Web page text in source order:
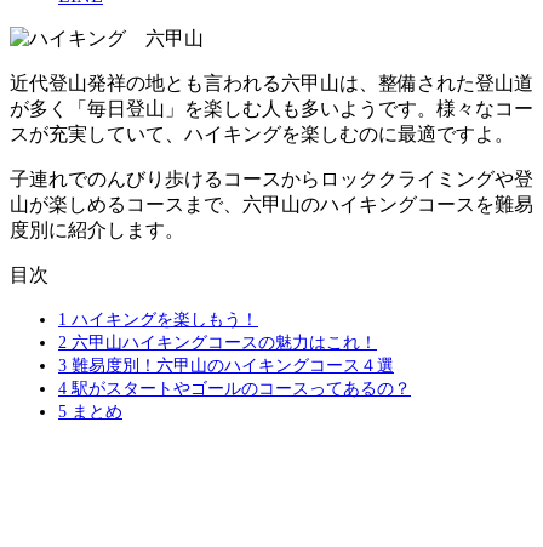
近代登山発祥の地とも言われる六甲山は、整備された登山道
が多く「毎日登山」を楽しむ人も多いようです。様々なコー
スが充実していて、ハイキングを楽しむのに最適ですよ。
子連れでのんびり歩けるコースからロッククライミングや登
山が楽しめるコースまで、六甲山のハイキングコースを難易
度別に紹介します。
目次
1 ハイキングを楽しもう！
2 六甲山ハイキングコースの魅力はこれ！
3 難易度別！六甲山のハイキングコース４選
4 駅がスタートやゴールのコースってあるの？
5 まとめ